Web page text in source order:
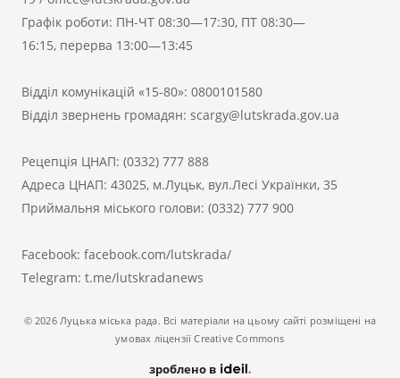
Графік роботи: ПН-ЧТ 08:30—17:30, ПТ 08:30—
16:15, перерва 13:00—13:45
Відділ комунікацій «15-80»: 0800101580
Відділ звернень громадян: scargy@lutskrada.gov.ua
Рецепція ЦНАП: (0332) 777 888
Адреса ЦНАП: 43025, м.Луцьк, вул.Лесі Українки, 35
Приймальня міського голови: (0332) 777 900
Facebook: facebook.com/lutskrada/
Telegram: t.me/lutskradanews
© 2026 Луцька міська рада. Всі матеріали на цьому сайті розміщені на
умовах ліцензії Creative Commons
зроблено в